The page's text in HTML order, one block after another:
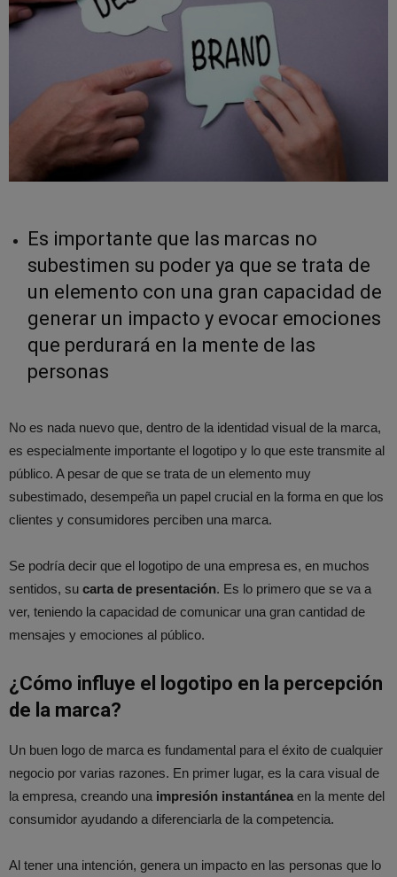
Es importante que las marcas no
subestimen su poder ya que se trata de
un elemento con una gran capacidad de
generar un impacto y evocar emociones
que perdurará en la mente de las
personas
No es nada nuevo que, dentro de la identidad visual de la marca,
es especialmente importante el logotipo y lo que este transmite al
público. A pesar de que se trata de un elemento muy
subestimado, desempeña un papel crucial en la forma en que los
clientes y consumidores perciben una marca.
Se podría decir que el logotipo de una empresa es, en muchos
sentidos, su carta de presentación. Es lo primero que se va a
ver, teniendo la capacidad de comunicar una gran cantidad de
mensajes y emociones al público.
¿Cómo influye el logotipo en la percepción
de la marca?
Un buen logo de marca es fundamental para el éxito de cualquier
negocio por varias razones. En primer lugar, es la cara visual de
la empresa, creando una impresión instantánea en la mente del
consumidor ayudando a diferenciarla de la competencia.
Al tener una intención, genera un impacto en las personas que lo